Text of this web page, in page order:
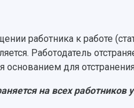
работника к работе
Работодатель
основанием для
на всех работников